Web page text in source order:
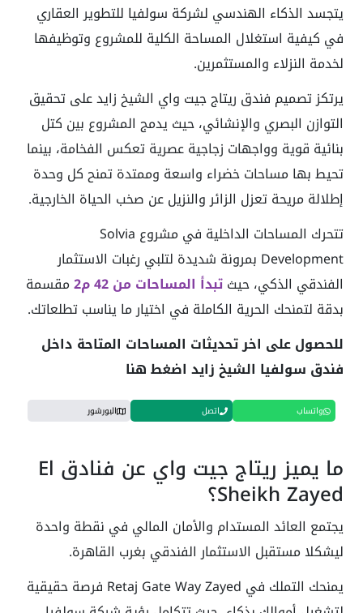
يتجسد الذكاء الهندسي لشركة سولفيا للتطوير العقاري
في كيفية استغلال المساحة الكلية للمشروع وتوظيفها
لخدمة النزلاء والمستثمرين.
يرتكز تصميم فندق ريتاج جيت واي الشيخ زايد على تحقيق
التوازن البصري والإنشائي، حيث يدمج المشروع بين كتل
بنائية قوية وواجهات زجاجية عصرية تعكس الفخامة، بينما
تحيط بها مساحات خضراء واسعة وممتدة تمنح كل وحدة
إطلالة مريحة تعزل الزائر والنزيل عن صخب الحياة الخارجية.
تتحرك المساحات الداخلية في مشروع Solvia
Development بمرونة شديدة لتلبي رغبات الاستثمار
الفندقي الذكي، حيثتبدأ المساحات من 42 م2
مقسمة
بدقة لتمنحك الحرية الكاملة في اختيار ما يناسب تطلعاتك.
للحصول على اخر تحديثات المساحات المتاحة داخل
فندق سولفيا الشيخ زايد اضغط هنا
واتساب اتصل البورشور
ما يميز ريتاج جيت واي عن فنادق El
Sheikh Zayed؟
يجتمع العائد المستدام والأمان المالي في نقطة واحدة
ليشكلا مستقبل الاستثمار الفندقي بغرب القاهرة.
يمنحك التملك في Retaj Gate Way Zayed فرصة حقيقية